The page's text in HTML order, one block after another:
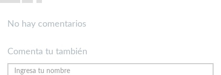
No hay comentarios
Comenta tu también